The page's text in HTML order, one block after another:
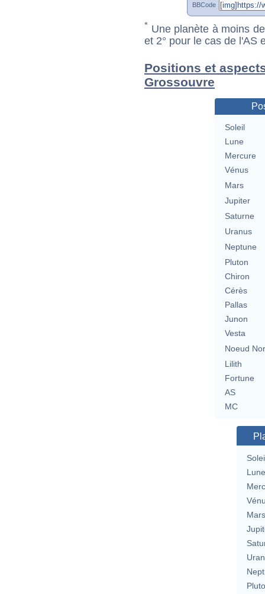
BBCode
* Une planète à moins
et 2° pour le cas de l'AS
Positions et
Grossouvre
Soleil
Lune
Mercure
Vénus
Mars
Jupiter
Saturne
Uranus
Neptune
Pluton
Chiron
Cérès
Pallas
Junon
Vesta
Noeud
Lilith
Fortune
AS
MC
Lune
Mars